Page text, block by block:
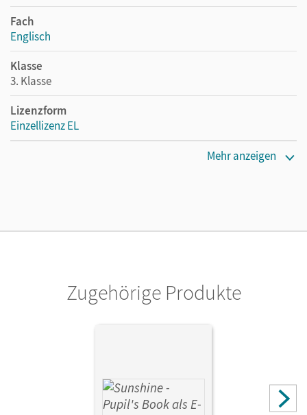
Fach
Englisch
Klasse
3. Klasse
Lizenzform
Einzellizenz EL
Mehr anzeigen
Zugehörige Produkte